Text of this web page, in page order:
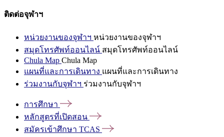
ติดต่อจุฬาฯ
หน่วยงานของจุฬาฯ หน่วยงานของจุฬาฯ
สมุดโทรศัพท์ออนไลน์ สมุดโทรศัพท์ออนไลน์
Chula Map Chula Map
แผนที่และการเดินทาง แผนที่และการเดินทาง
ร่วมงานกับจุฬาฯ ร่วมงานกับจุฬาฯ
การศึกษา
หลักสูตรที่เปิดสอน
สมัครเข้าศึกษา TCAS